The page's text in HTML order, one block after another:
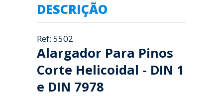
DESCRIÇÃO
Ref: 5502
Alargador Para Pinos
Corte Helicoidal - DIN 1
e DIN 7978